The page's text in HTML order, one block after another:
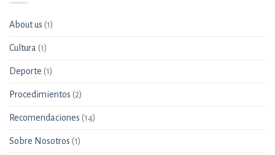
About us (1)
Cultura (1)
Deporte (1)
Procedimientos (2)
Recomendaciones (14)
Sobre Nosotros (1)